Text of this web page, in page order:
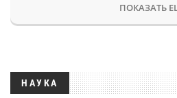
ПОКАЗАТЬ
НАУКА